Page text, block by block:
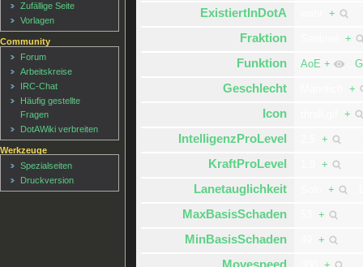
ExistiertInDotA +
Fraktion +
Funktion AoE +
Geschlecht +
Icon +
IntelligenzProLevel +
KraftProLevel +
Lanetauglichkeit +
MaxBasisSchaden +
MinBasisSchaden +
Zufällige Seite
Vorlagen
Community
Forum
Arbeitskreise
IRC-Chat
Häufig gestellte
Fragen
DotAWiki verbreiten
Werkzeuge
Spezialseiten
Druckversion